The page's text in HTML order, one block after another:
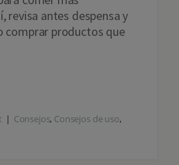
revisa antes despensa y
comprar productos que
Consejos, Consejos de uso,